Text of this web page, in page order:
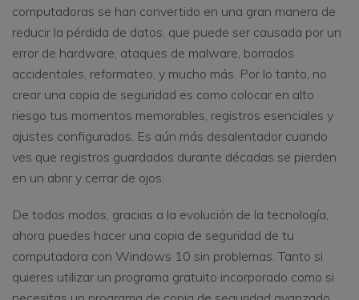
Otros Productos
Repairit - Reparar Datos
UBackit - Respaldar Datos
computadoras se han convertido en una gran manera de
reducir la pérdida de datos, que puede ser causada por un
error de hardware, ataques de malware, borrados
accidentales, reformateo, y mucho más. Por lo tanto, no
crear una copia de seguridad es como colocar en alto
riesgo tus momentos memorables, registros esenciales y
ajustes configurados. Es aún más desalentador cuando
ves que registros guardados durante décadas se pierden
en un abrir y cerrar de ojos.
De todos modos, gracias a la evolución de la tecnología,
ahora puedes hacer una copia de seguridad de tu
computadora con Windows 10 sin problemas. Tanto si
quieres utilizar un programa gratuito incorporado como si